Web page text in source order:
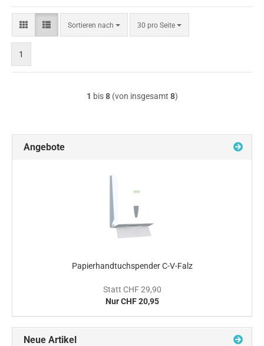
Sortieren nach
Sortieren
nach
30 pro Seite
pro Seite
1
1 bis8(von insgesamt 8)
Angebote
Papierhandtuchspender C-V-Falz
Statt CHF 29,90
Nur CHF 20,95
Neue Artikel